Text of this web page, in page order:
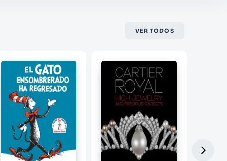
VER TODOS